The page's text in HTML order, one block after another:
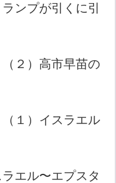
ンプが引くに引
２）高市早苗の
１）イスラエル
エル〜エプスタ